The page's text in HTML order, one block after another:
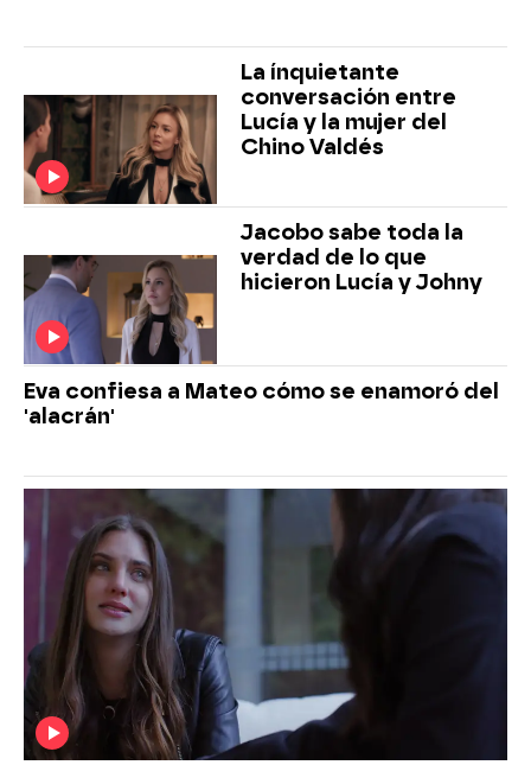
La ínquietante
conversación entre
Lucía y la mujer del
Chino Valdés
Jacobo sabe toda la
verdad de lo que
hicieron Lucía y Johny
Eva confiesa a Mateo cómo se enamoró del
'alacrán'